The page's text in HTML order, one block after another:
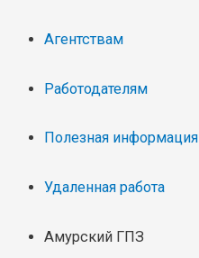
Агентствам
Работодателям
Полезная информация
Удаленная работа
Амурский ГПЗ